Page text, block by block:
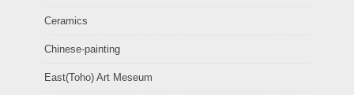
Ceramics
Chinese-painting
East(Toho) Art Meseum